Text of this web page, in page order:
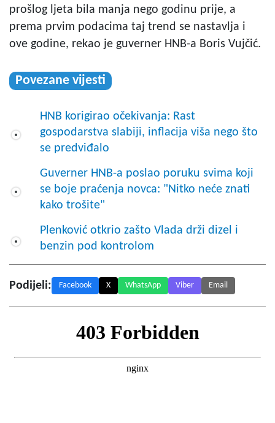
prošlog ljeta bila manja nego godinu prije, a
prema prvim podacima taj trend se nastavlja i
ove godine, rekao je guverner HNB-a Boris Vujčić.
Povezane vijesti
HNB korigirao očekivanja: Rast
gospodarstva slabiji, inflacija viša nego što
se predviđalo
Guverner HNB-a poslao poruku svima koji
se boje praćenja novca: "Nitko neće znati
kako trošite"
Plenković otkrio zašto Vlada drži dizel i
benzin pod kontrolom
Podijeli: Facebook X WhatsApp Viber Email